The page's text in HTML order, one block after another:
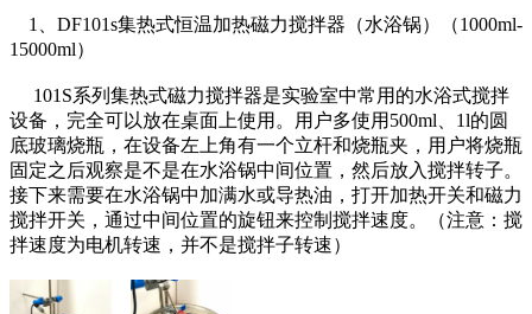
1、DF101s集热式恒温加热磁力搅拌器（水浴锅）（1000ml-
15000ml）
101S系列集热式磁力搅拌器是实验室中常用的水浴式搅拌
设备，完全可以放在桌面上使用。用户多使用500ml、1l的圆
底玻璃烧瓶，在设备左上角有一个立杆和烧瓶夹，用户将烧瓶
固定之后观察是不是在水浴锅中间位置，然后放入搅拌转子。
接下来需要在水浴锅中加满水或导热油，打开加热开关和磁力
搅拌开关，通过中间位置的旋钮来控制搅拌速度。（注意：搅
拌速度为电机转速，并不是搅拌子转速）